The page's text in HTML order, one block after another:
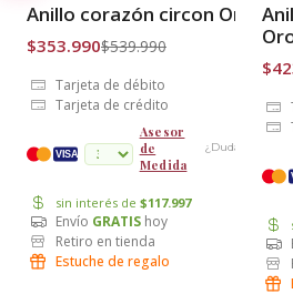
Envío Gratis
Anillo corazón circon Oro 18k
$353.990$539.990
Tarjeta de débito
Tarjeta de crédito
VISA
Asesor
de
Medida
¿Dudas?
sin interés de $117.997
Envío GRATIS hoy
Retiro en tienda
Estuche de regalo